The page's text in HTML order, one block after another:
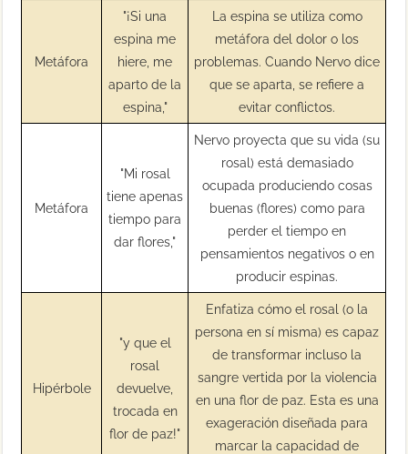
Metáfora
"¡Si una
espina me
hiere, me
aparto de la
espina,"
La espina se utiliza como
metáfora del dolor o los
problemas. Cuando Nervo dice
que se aparta, se refiere a
evitar conflictos.
Metáfora
"Mi rosal
tiene apenas
tiempo para
dar flores,"
Nervo proyecta que su vida (su
rosal) está demasiado
ocupada produciendo cosas
buenas (flores) como para
perder el tiempo en
pensamientos negativos o en
producir espinas.
Hipérbole
"y que el
rosal
devuelve,
trocada en
flor de paz!"
Enfatiza cómo el rosal (o la
persona en sí misma) es capaz
de transformar incluso la
sangre vertida por la violencia
en una flor de paz. Esta es una
exageración diseñada para
marcar la capacidad de